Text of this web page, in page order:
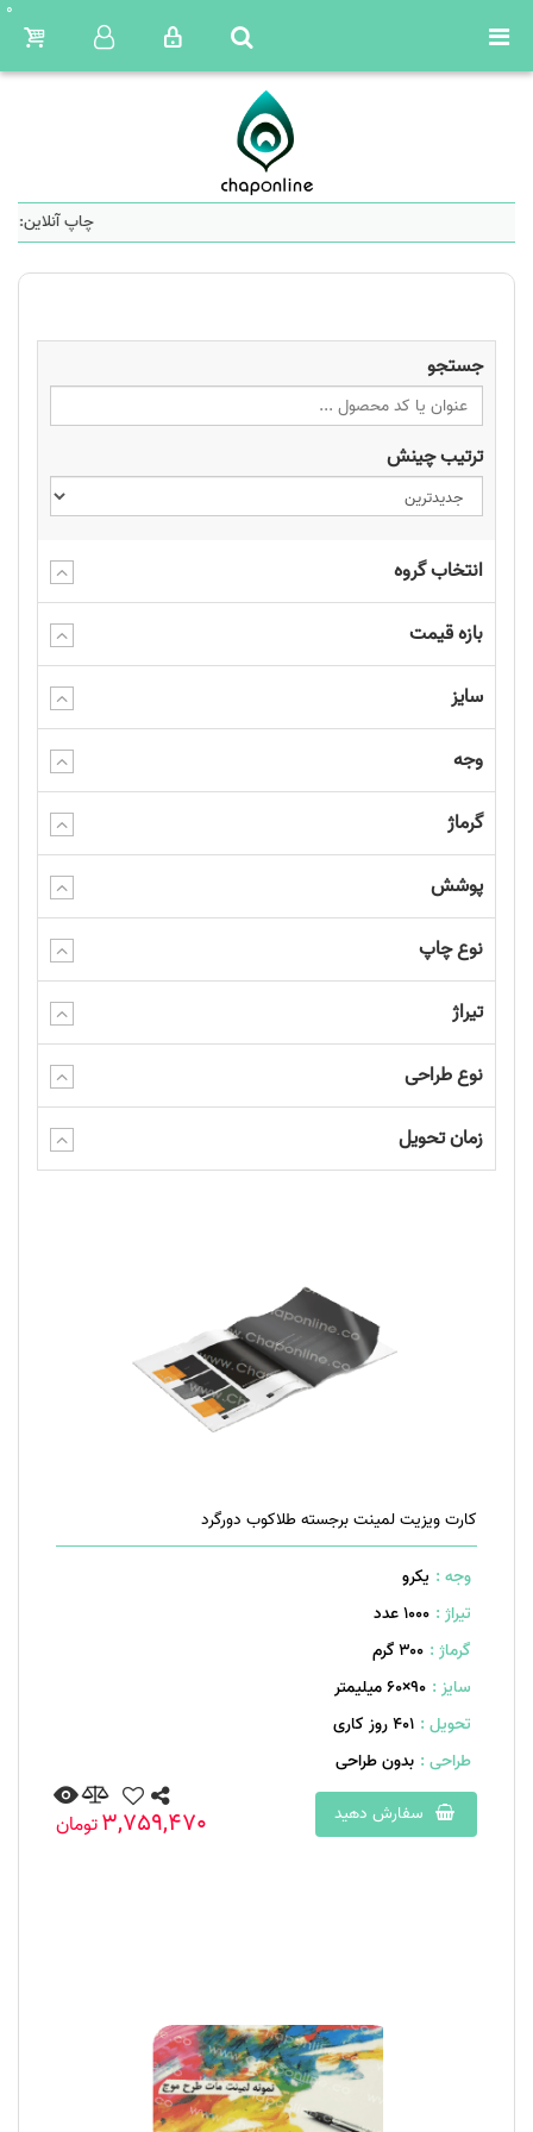
0
چاپ آنلاین:
جستجو
ترتیب چینش
انتخاب گروه
بازه قیمت
سایز
وجه
گرماژ
پوشش
نوع چاپ
تیراژ
نوع طراحی
زمان تحویل
کارت ویزیت لمینت برجسته طلاکوب دورگرد
وجه : یکرو
تیراژ : 1000 عدد
گرماژ : ۳۰۰ گرم
سایز : ۹۰×۶۰ میلیمتر
تحویل : 401 روز کاری
طراحی : بدون طراحی
سفارش دهید
3,759,470تومان